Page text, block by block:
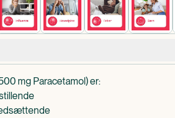
mg Paracetamol) er: